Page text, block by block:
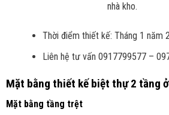
nhà kho.
Thời điểm thiết kế: Tháng 1 năm
Liên hệ tư vấn 0917799577 –
Mặt bằng thiết kế biệt thự 2 tầng
Mặt bằng tầng trệt